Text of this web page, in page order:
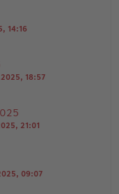
14:16
18:57
21:01
09:07